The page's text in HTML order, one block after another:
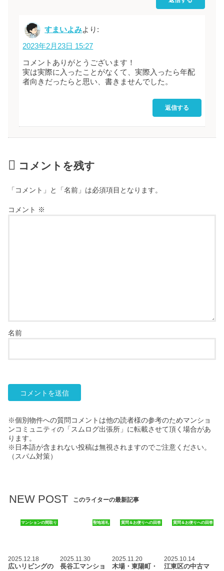
すまいよみより:
2023年2月23日 15:27
コメントありがとうございます！
実は実際に入ったことがなくて、実際入ったら年配
者向きだったらと思い、書きませんでした。
返信する
コメントを残す
「コメント」と「名前」は必須項目となります。
コメント ※
名前
※個別物件への質問コメントは他の読者様の参考のためマンショ
ンコミュニティの「スムログ出張所」に転載させて頂く場合があ
ります。
※日本語が含まれない投稿は無視されますのでご注意ください。
（スパム対策）
NEW POST このライターの最新記事
マンションの間取り
2025.12.18
広いリビングの
聖地巡礼
2025.11.30
長谷工マンショ
質問＆お便りへの回答
2025.11.20
木場・東陽町・
質問＆お便りへの回答
2025.10.14
江東区の中古マ